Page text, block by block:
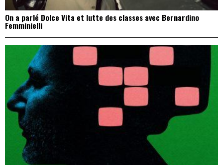
On a parlé Dolce Vita et lutte des classes avec Bernardino
Femminielli